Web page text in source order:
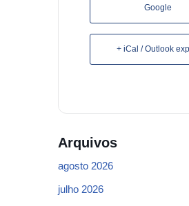
Google
+ iCal / Outlook
Arquivos
agosto 2026
julho 2026